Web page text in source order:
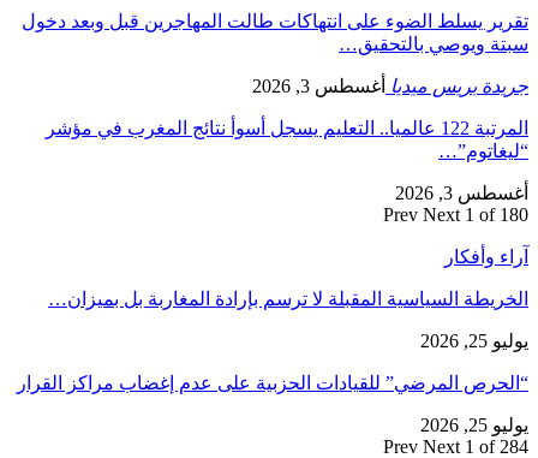
تقرير يسلط الضوء على انتهاكات طالت المهاجرين قبل وبعد دخول
سبتة ويوصي بالتحقيق…
جريدة بريس ميديا أغسطس 3, 2026
المرتبة 122 عالميا.. التعليم يسجل أسوأ نتائج المغرب في مؤشر
“ليغاتوم”…
أغسطس 3, 2026
Prev Next 1 of 180
آراء وأفكار
الخريطة السياسية المقبلة لا ترسم بإرادة المغاربة بل بميزان…
يوليو 25, 2026
“الحرص المرضي” للقيادات الحزبية على عدم إغضاب مراكز القرار
يوليو 25, 2026
Prev Next 1 of 284